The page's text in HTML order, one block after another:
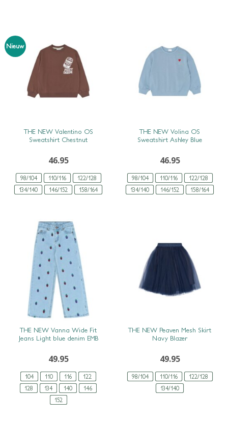
Nieuw
SNEL BEKIJKEN
98/104 110/116
122/128
134/140
146/152 158/164
THE NEW Valentino OS
Sweatshirt Chestnut
46.95
SNEL BEKIJKEN
98/104 110/116
122/128
134/140
146/152 158/164
THE NEW Volina OS
Sweatshirt Ashley Blue
46.95
SNEL BEKIJKEN
104 110 116
122
128
134 140
146
152
THE NEW Vanna Wide Fit
Jeans Light blue denim EMB
49.95
SNEL BEKIJKEN
98/104 110/116
122/128
134/140
THE NEW Peaven Mesh Skirt
Navy Blazer
49.95